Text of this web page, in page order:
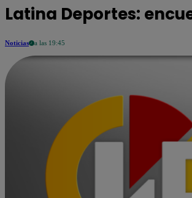
Latina Deportes:
Noticias a las 19:45